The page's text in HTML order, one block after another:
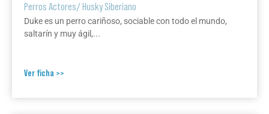
Perros Actores/Husky Siberiano
Duke es un perro cariñoso, sociable con todo el mundo,
saltarín y muy ágil,...
Ver ficha >>